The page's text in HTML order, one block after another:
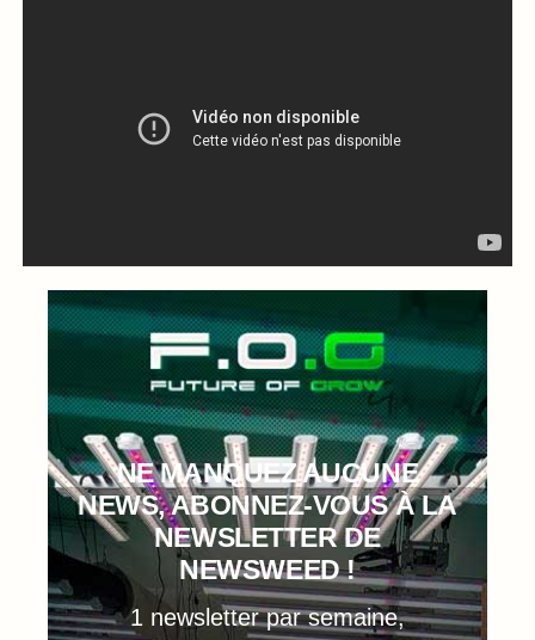
NE MANQUEZ AUCUNE
NEWS, ABONNEZ-VOUS À LA
NEWSLETTER DE
NEWSWEED !
1 newsletter par semaine,